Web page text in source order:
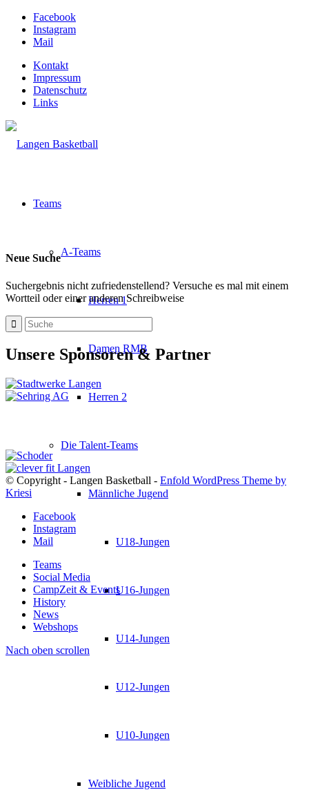
Facebook
Instagram
Mail
Kontakt
Impressum
Datenschutz
Links
Teams
A-Teams
Herren 1
Damen RMB
Herren 2
Die Talent-Teams
Männliche Jugend
U18-Jungen
U16-Jungen
U14-Jungen
U12-Jungen
U10-Jungen
Weibliche Jugend
Neue Suche
Suchergebnis nicht zufriedenstellend? Versuche es mal mit einem
Wortteil oder einer anderen Schreibweise
Unsere Sponsoren & Partner
© Copyright - Langen Basketball - Enfold WordPress Theme by
Kriesi
Facebook
Instagram
Mail
Teams
Social Media
CampZeit & Events
History
News
Webshops
Nach oben scrollen